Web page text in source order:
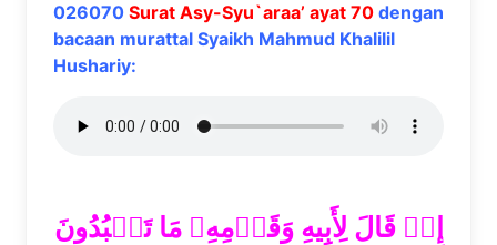
026070 Surat Asy-Syu`araa’ ayat 70 dengan
bacaan murattal Syaikh Mahmud Khalilil
Hushariy:
إِذۡ قَالَ لِأَبِيهِ وَقَوۡمِهِۦ مَا تَعۡبُدُونَ